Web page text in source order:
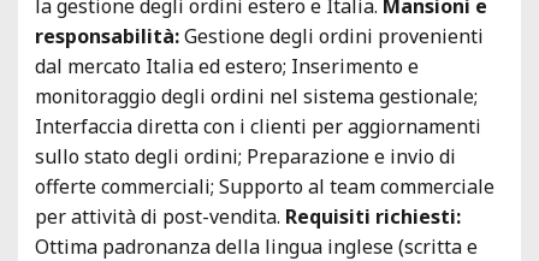
la gestione degli ordini estero e Italia. Mansioni e
responsabilità:Gestione degli ordini provenienti
dal mercato Italia ed estero; Inserimento e
monitoraggio degli ordini nel sistema gestionale;
Interfaccia diretta con i clienti per aggiornamenti
sullo stato degli ordini; Preparazione e invio di
offerte commerciali; Supporto al team commerciale
per attività di post-vendita. Requisiti richiesti:
Ottima padronanza della lingua inglese (scritta e